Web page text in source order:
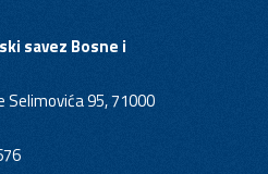
savez Bosne i
Selimovića 95, 71000